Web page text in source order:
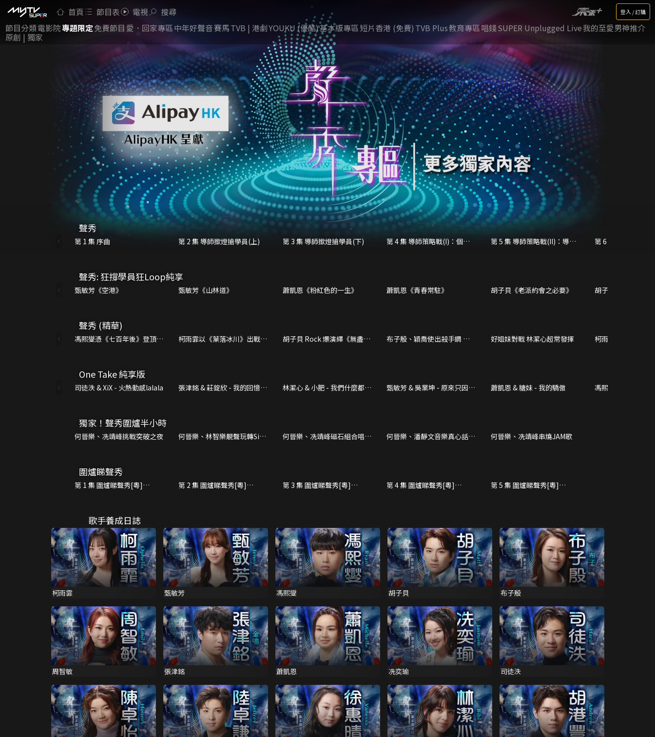
首頁 節目表 電視 搜尋 登入 / 訂購
節目分類電影院專題限定免費節目 愛．回家專區中年好聲音賽馬TVB | 港劇YOUKU (優酷)基本版專區短片香港 (免費) TVB Plus教育專區唱錢SUPER Unplugged Live我的至愛男神推介
原創 | 獨家
聲秀
第 1 集 序曲 第 2 集 導師撳燈搶學員(上) 第 3 集 導師撳燈搶學員(下)
第 4 集 導師策略戰(I)：個人
第 5 集 導師策略戰(II)：導師
第 6 集 導師策略戰
聲秀: 狂撐學員狂Loop純享
甄敏芳《空港》 甄敏芳《山林道》 蕭凱恩《粉紅色的一生》 蕭凱恩《青春常駐》 胡子貝《老派約會之必要》 胡子貝《靈魂相認
聲秀 (精華)
馮熙燮憑《七百年後》登頂
柯雨霏以《葉落冰川》出戰奪
胡子貝 Rock 爆演繹《無盡》
布子殷、穎喬使出殺手鐧 評
好姐妹對戰 林潔心超常發揮
柯雨霏《沙門》重
One Take 純享版
司徒泆 & XiX - 火熱動感lalala
張津銘 & 莊錠欣 - 我的回憶不
林潔心 & 小肥 - 我們什麼都不
甄敏芳 & 吳業坤 - 原來只因深
蕭凱恩 & 糖妹 - 我的驕傲 馮熙燮 & JW - 逃生
獨家！聲秀圍爐半小時
何晉樂、冼靖峰挑戰突破之夜
何晉樂、林智樂靚聲玩轉Sing
何晉樂、冼靖峰磁石組合唱住
何晉樂、潘靜文音樂真心話大
何晉樂、冼靖峰串燒JAM歌
圍爐睇聲秀
第 1 集 圍爐睇聲秀[粵]
第 2 集 圍爐睇聲秀[粵]
第 3 集 圍爐睇聲秀[粵]
第 4 集 圍爐睇聲秀[粵]
第 5 集 圍爐睇聲秀[粵]
歌手養成日誌
柯雨霏 甄敏芳 馮熙燮 胡子貝 布子殷
周智敏 張津銘 蕭凱恩 冼奕瑜 司徒泆